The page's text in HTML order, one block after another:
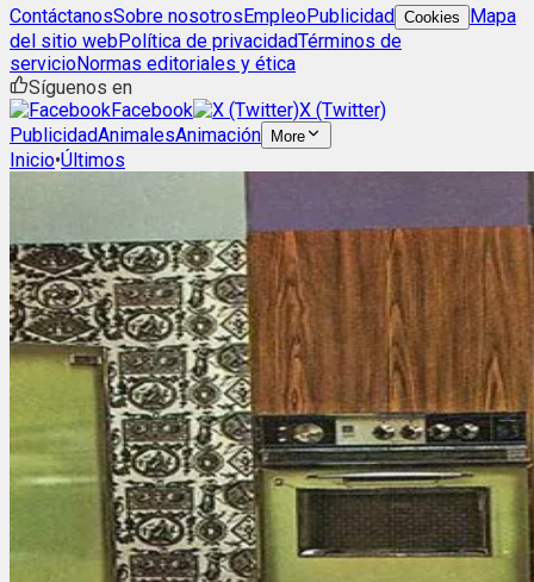
ContáctanosSobre nosotrosEmpleoPublicidad Cookies
Mapa
del sitio webPolítica de privacidadTérminos de
servicioNormas editoriales y ética
Síguenos en
Facebook
X (Twitter)
PublicidadAnimalesAnimación More
Inicio•Últimos